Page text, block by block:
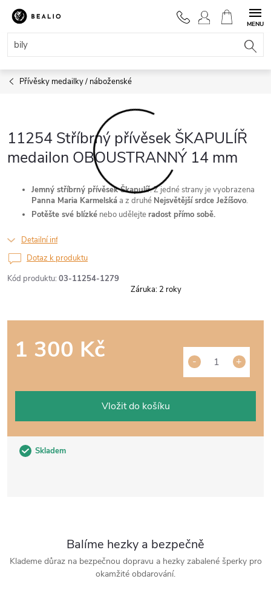
Přejít
obsah
NÁKUPNÍ
KOŠÍK
Přívěsky medailky / náboženské
11254 Stříbrný přívěsek ŠKAPULÍŘ
medailon OBOUSTRANNÝ 14 mm
Kód produktu: 03-11254-1279
Jemný stříbrný přívěsek Škapulíř. Z jedné strany je vyobrazena
Panna Maria Karmelskáa z druhé Nejsvětější srdce Ježíšovo.
Potěšte své blízké nebo udělejteradost přímo sobě.
Detailní informace
Skladem
1 300 Kč
Vložit do košíku
Dotaz k produktu
Záruka: 2 roky
Balíme hezky a bezpečně
Klademe důraz na bezpečnou dopravu a hezky zabalené šperky pro
okamžité obdarování.